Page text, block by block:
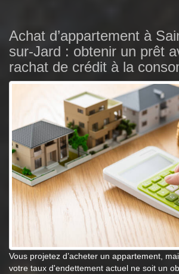
Achat d’appartement à
sur-Jard : obtenir un prêt
rachat de crédit à la
Vous projetez d’acheter un appartement,
votre taux d'endettement actuel ne soit un